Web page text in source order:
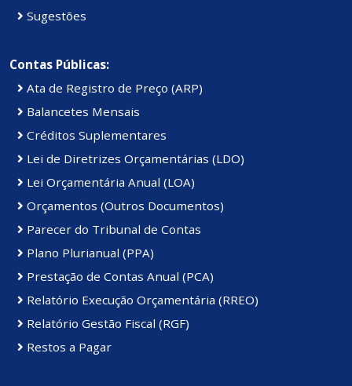
Sugestões
Contas Públicas:
Ata de Registro de Preço (ARP)
Balancetes Mensais
Créditos Suplementares
Lei de Diretrizes Orçamentárias (LDO)
Lei Orçamentária Anual (LOA)
Orçamentos (Outros Documentos)
Parecer do Tribunal de Contas
Plano Plurianual (PPA)
Prestação de Contas Anual (PCA)
Relatório Execução Orçamentária (RREO)
Relatório Gestão Fiscal (RGF)
Restos a Pagar